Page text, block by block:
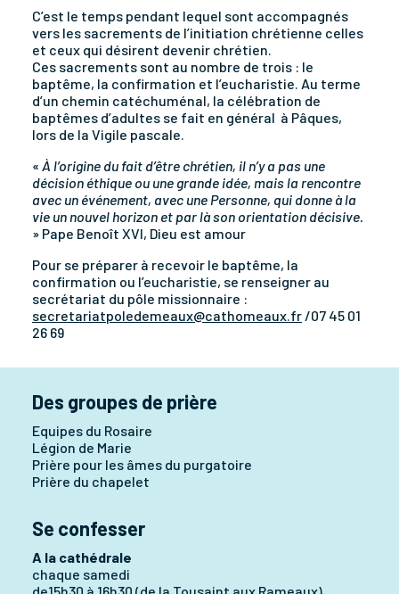
C’est le temps pendant lequel sont accompagnés
vers les sacrements de l’initiation chrétienne celles
et ceux qui désirent devenir chrétien.
Ces sacrements sont au nombre de trois : le
baptême, la confirmation et l’eucharistie. Au terme
d’un chemin catéchuménal, la célébration de
baptêmes d’adultes se fait en général à Pâques,
lors de la Vigile pascale.
« À l’origine du fait d’être chrétien, il n’y a pas une
décision éthique ou une grande idée, mais la rencontre
avec un événement, avec une Personne, qui donne à la
vie un nouvel horizon et par là son orientation décisive.
» Pape Benoît XVI, Dieu est amour
Pour se préparer à recevoir le baptême, la
confirmation ou l’eucharistie, se renseigner au
secrétariat du pôle missionnaire :
secretariatpoledemeaux@cathomeaux.fr /07 45 01
26 69
Des groupes de prière
Equipes du Rosaire
Légion de Marie
Prière pour les âmes du purgatoire
Prière du chapelet
Se confesser
A la cathédrale
chaque samedi